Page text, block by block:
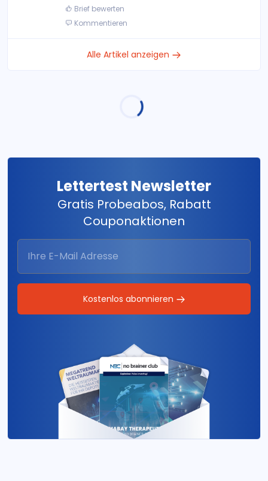
Brief bewerten
Kommentieren
Alle Artikel anzeigen
Lettertest Newsletter
Gratis Probeabos, Rabatt
Couponaktionen
Kostenlos abonnieren